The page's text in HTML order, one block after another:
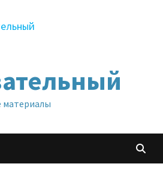
материалы